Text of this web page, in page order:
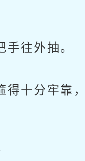
往外抽。
十分牢靠